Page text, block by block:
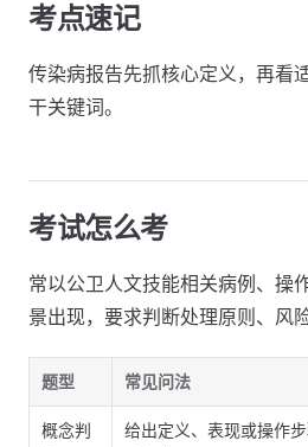
考点速记
传染病报告先抓核心定义，再看
干关键词。
考试怎么考
常以公卫人文技能相关病例、操
景出现，要求判断处理原则、风
题型 常见问法
概念判
给出定义、表现或操作